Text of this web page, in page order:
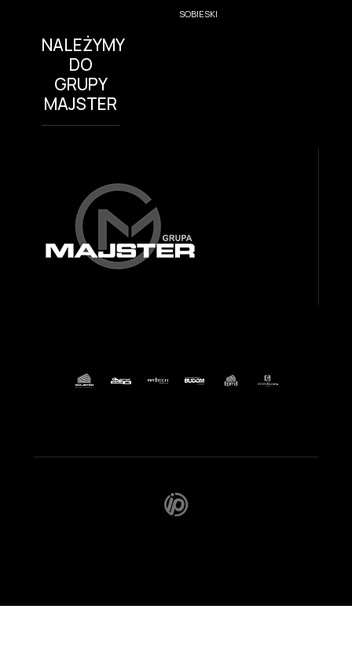
SOBIESKI
NALEŻYMY
DO
GRUPY
MAJSTER